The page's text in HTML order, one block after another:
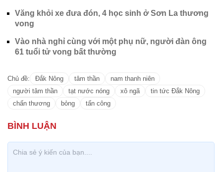
Văng khỏi xe đưa đón, 4 học sinh ở Sơn La thương
vong
Vào nhà nghỉ cùng với một phụ nữ, người đàn ông
61 tuổi tử vong bất thường
Chủ đề: Đắk Nông tâm thần
nam thanh niên
người tâm thần
tạt nước nóng xô ngã
tin tức Đắk Nông
chấn thương
bỏng tấn công